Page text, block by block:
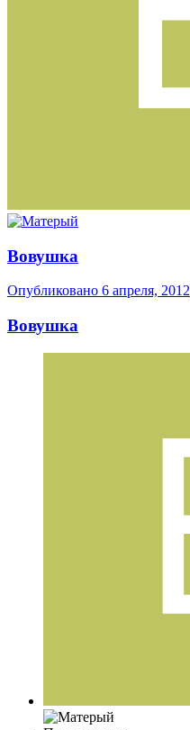
Вовушка
Опубликовано 6 апреля, 2012
Вовушка